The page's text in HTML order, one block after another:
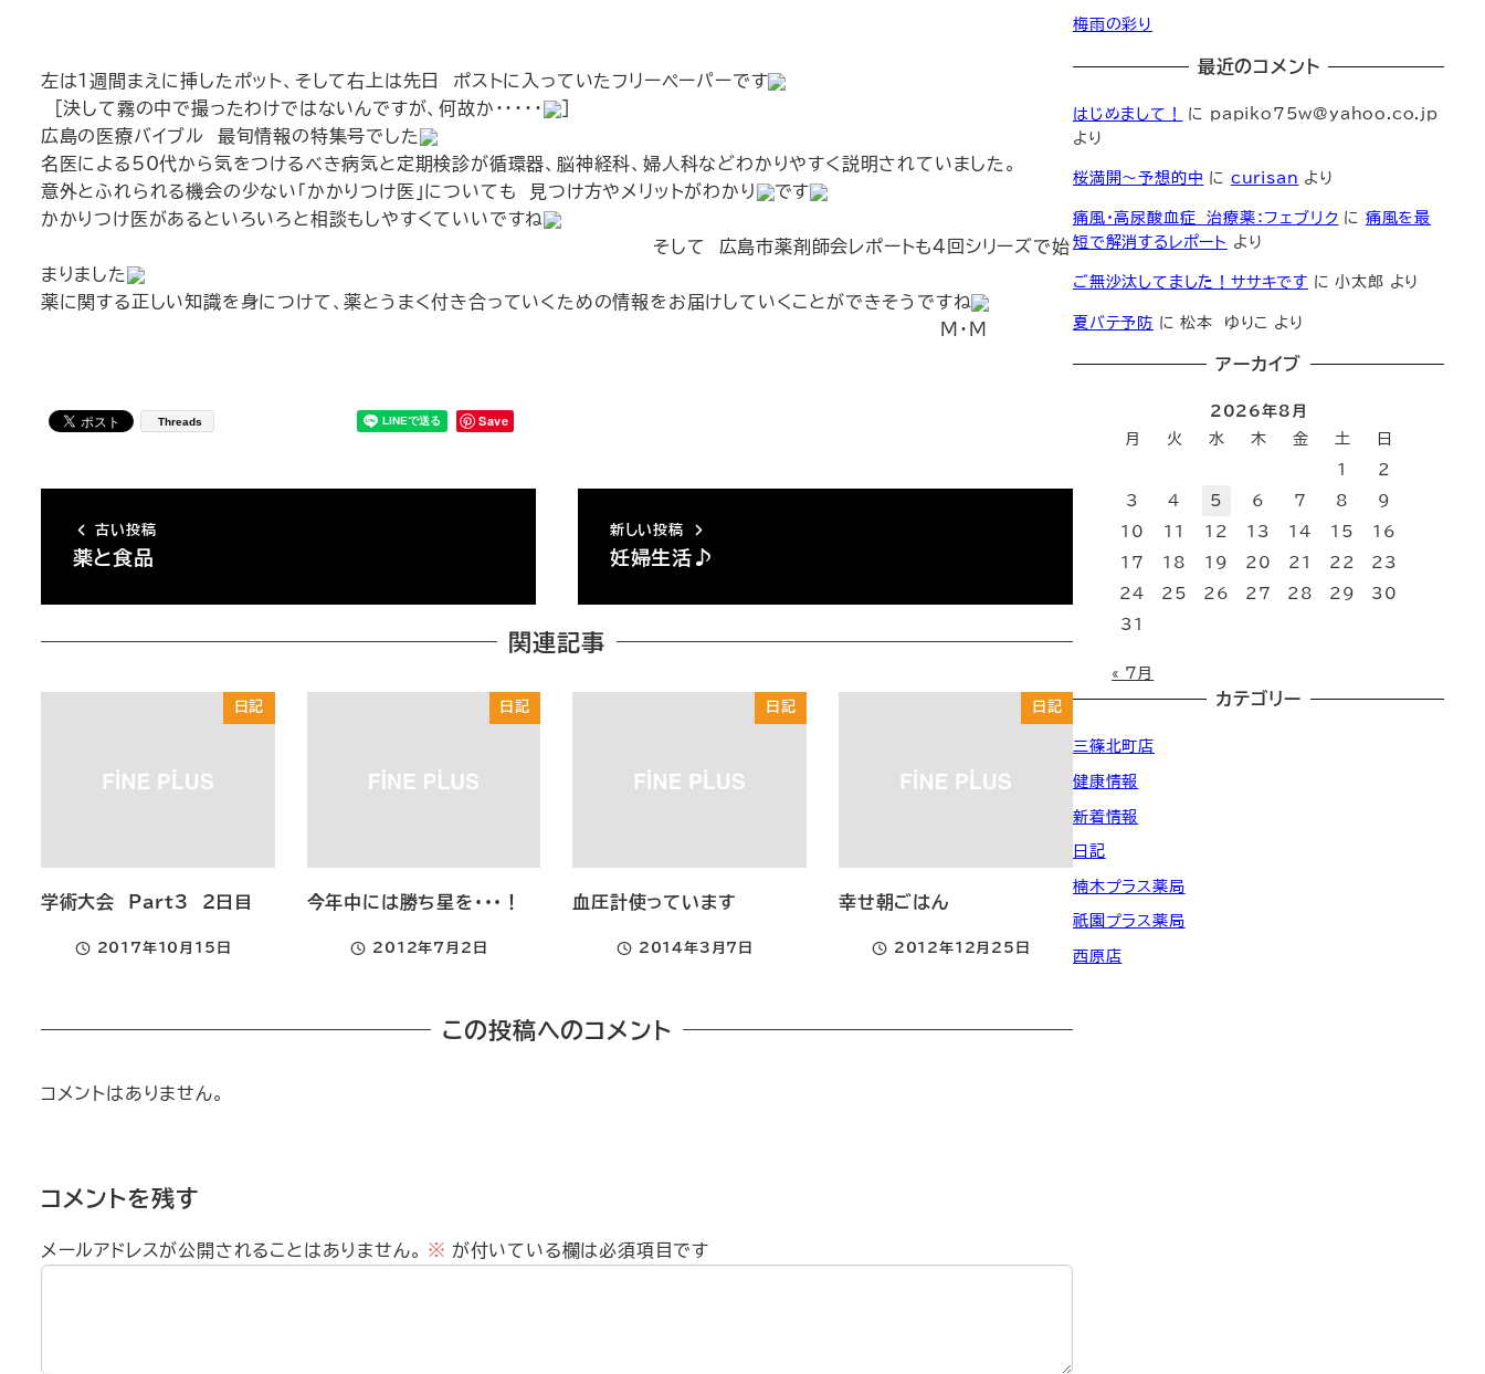
左は1週間まえに挿したポット、そして右上は先日 ポストに入っていたフリーペーパーです
[決して霧の中で撮ったわけではないんですが、何故か・・・・・
]
広島の医療バイブル 最旬情報の特集号でした
名医による50代から気をつけるべき病気と定期検診が循環器、脳神経科、婦人科などわかりやすく説明されていました。
意外とふれられる機会の少ない「かかりつけ医」についても 見つけ方やメリットがわかり
です
かかりつけ医があるといろいろと相談もしやすくていいですね
そして 広島市薬剤師会レポートも4回シリーズで始
まりました
薬に関する正しい知識を身につけて、薬とうまく付き合っていくための情報をお届けしていくことができそうですね
M・M
Threads Save
古い投稿
薬と食品
新しい投稿
妊婦生活♪
関連記事
日記
学術大会 Part3 2日目
投稿日
2017年10月15日
日記
今年中には勝ち星を・・・！
投稿日
2012年7月2日
日記
血圧計使っています
投稿日
2014年3月7日
日記
幸せ朝ごはん
投稿日
2012年12月25日
この投稿へのコメント
コメントはありません。
コメントを残す
メールアドレスが公開されることはありません。 ※ が付いている欄は必須項目です
梅雨の彩り
最近のコメント
はじめまして！ に papiko75w@yahoo.co.jp
より
桜満開～予想的中 に curisan より
痛風・高尿酸血症 治療薬：フェブリク に 痛風を最
短で解消するレポート より
ご無沙汰してました！ササキです に小太郎 より
夏バテ予防 に松本 ゆりこ より
アーカイブ
2026年8月
月
火 水 木 金 土
日
1
2
3
4 5 6 7 8
9
10
11 12 13 14 15
16
17
18 19 20 21 22
23
24
25 26 27 28 29
30
31
« 7月
カテゴリー
三篠北町店
健康情報
新着情報
日記
楠木プラス薬局
祇園プラス薬局
西原店